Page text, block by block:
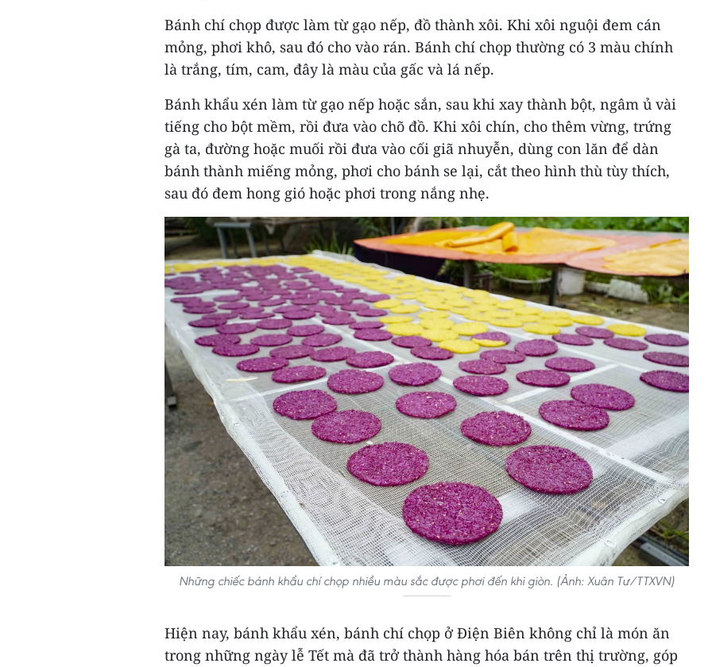
Bánh chí chọp được làm từ gạo nếp, đồ thành xôi. Khi xôi nguội đem cán
mỏng, phơi khô, sau đó cho vào rán. Bánh chí chọp thường có 3 màu chính
là trắng, tím, cam, đây là màu của gấc và lá nếp.
Bánh khẩu xén làm từ gạo nếp hoặc sắn, sau khi xay thành bột, ngâm ủ vài
tiếng cho bột mềm, rồi đưa vào chõ đồ. Khi xôi chín, cho thêm vừng, trứng
gà ta, đường hoặc muối rồi đưa vào cối giã nhuyễn, dùng con lăn để dàn
bánh thành miếng mỏng, phơi cho bánh se lại, cắt theo hình thù tùy thích,
sau đó đem hong gió hoặc phơi trong nắng nhẹ.
Những chiếc bánh khẩu chí chọp nhiều màu sắc được phơi đến khi giòn. (Ảnh: Xuân Tư/TTXVN)
Hiện nay, bánh khẩu xén, bánh chí chọp ở Điện Biên không chỉ là món ăn
trong những ngày lễ Tết mà đã trở thành hàng hóa bán trên thị trường, góp